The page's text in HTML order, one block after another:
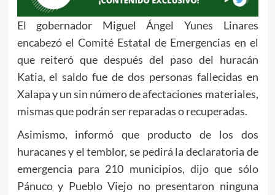
El gobernador Miguel Ángel Yunes Linares
encabezó el Comité Estatal de Emergencias en el
que reiteró que después del paso del huracán
Katia, el saldo fue de dos personas fallecidas en
Xalapa y un sin número de afectaciones materiales,
mismas que podrán ser reparadas o recuperadas.
Asimismo, informó que producto de los dos
huracanes y el temblor, se pedirá la declaratoria de
emergencia para 210 municipios, dijo que sólo
Pánuco y Pueblo Viejo no presentaron ninguna